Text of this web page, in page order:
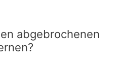
abgebrochenen